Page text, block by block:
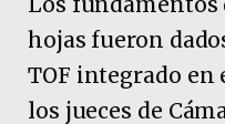
hojas fueron
TOF integrado
los jueces de